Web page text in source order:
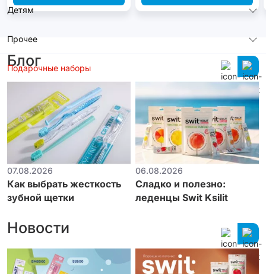
Детям
Прочее
Подарочные наборы
Блог
07.08.2026
Как выбрать жесткость
зубной щетки
06.08.2026
Сладко и полезно:
леденцы Swit Ksilit
Новости